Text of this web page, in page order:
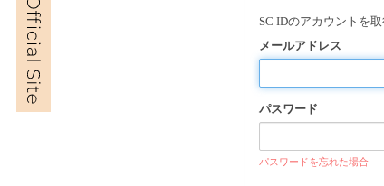
SC IDのアカウントを
メールアドレス
パスワード
パスワードを忘れた場合